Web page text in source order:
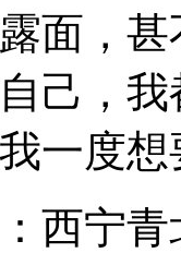
面，
己，
一度
西宁